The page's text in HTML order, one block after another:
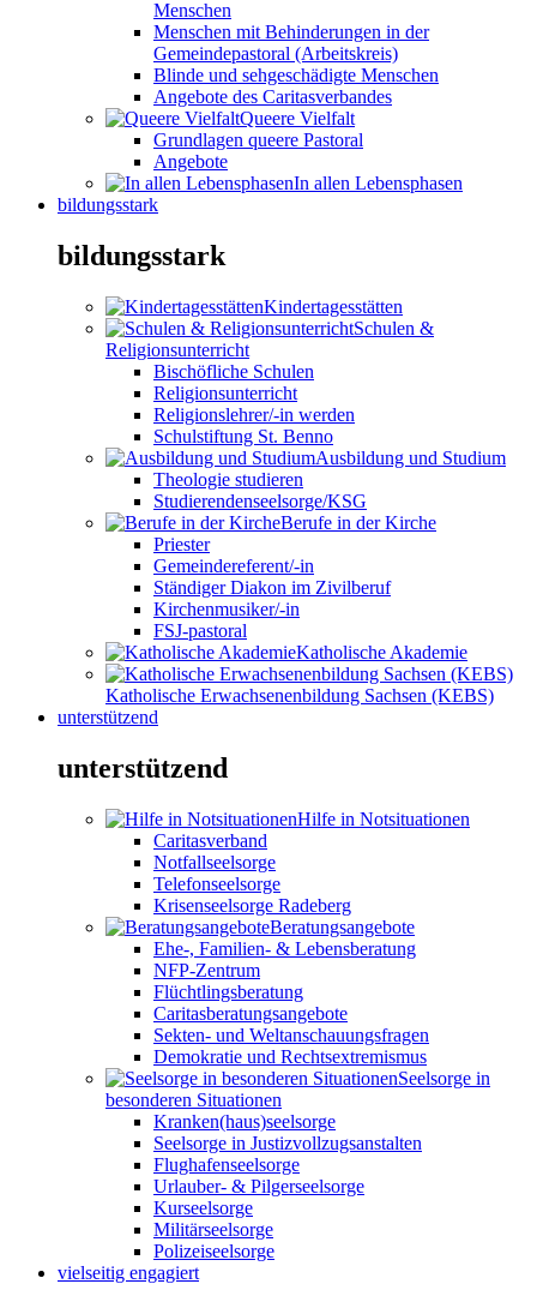
Menschen
Menschen mit Behinderungen in der
Gemeindepastoral (Arbeitskreis)
Blinde und sehgeschädigte Menschen
Angebote des Caritasverbandes
Queere Vielfalt
Grundlagen queere Pastoral
Angebote
In allen Lebensphasen
bildungsstark
bildungsstark
Kindertagesstätten
Schulen &
Religionsunterricht
Bischöfliche Schulen
Religionsunterricht
Religionslehrer/-in werden
Schulstiftung St. Benno
Ausbildung und Studium
Theologie studieren
Studierendenseelsorge/KSG
Berufe in der Kirche
Priester
Gemeindereferent/-in
Ständiger Diakon im Zivilberuf
Kirchenmusiker/-in
FSJ-pastoral
Katholische Akademie
Katholische Erwachsenenbildung Sachsen (KEBS)
unterstützend
unterstützend
Hilfe in Notsituationen
Caritasverband
Notfallseelsorge
Telefonseelsorge
Krisenseelsorge Radeberg
Beratungsangebote
Ehe-, Familien- & Lebensberatung
NFP-Zentrum
Flüchtlingsberatung
Caritasberatungsangebote
Sekten- und Weltanschauungsfragen
Demokratie und Rechtsextremismus
Seelsorge in
besonderen Situationen
Kranken(haus)seelsorge
Seelsorge in Justizvollzugsanstalten
Flughafenseelsorge
Urlauber- & Pilgerseelsorge
Kurseelsorge
Militärseelsorge
Polizeiseelsorge
vielseitig engagiert